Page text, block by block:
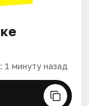
1 минуту назад